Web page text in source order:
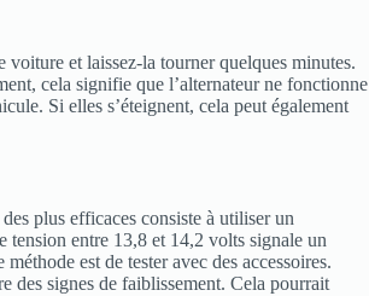
voiture et laissez-la tourner quelques minutes.
cela signifie que l’alternateur ne fonctionne
Si elles s’éteignent, cela peut également
plus efficaces consiste à utiliser un
tension entre 13,8 et 14,2 volts signale un
est de tester avec des accessoires.
des signes de faiblissement. Cela pourrait